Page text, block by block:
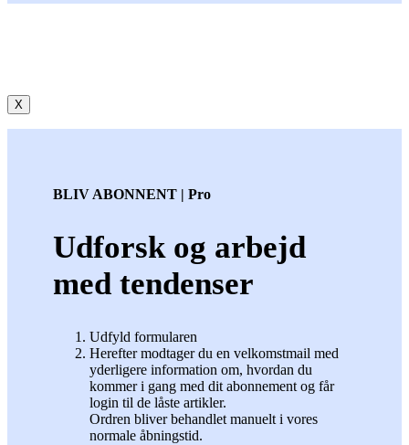
X
BLIV ABONNENT | Pro
Udforsk og arbejd
med tendenser
Udfyld formularen
Herefter modtager du en velkomstmail med
yderligere information om, hvordan du
kommer i gang med dit abonnement og får
login til de låste artikler.
Ordren bliver behandlet manuelt i vores
normale åbningstid.